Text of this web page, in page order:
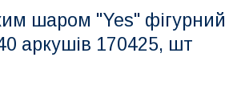
шаром "Yes" фігурний
аркушів 170425, шт